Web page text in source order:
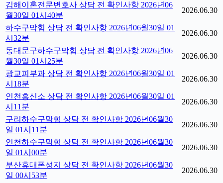
김해이혼전문변호사 상담 전 확인사항 2026년06
월30일 01시40분
2026.06.30
하수구막힘 상담 전 확인사항 2026년06월30일 01
시32분
2026.06.30
동대문구하수구막힘 상담 전 확인사항 2026년06
월30일 01시25분
2026.06.30
광교피부과 상담 전 확인사항 2026년06월30일 01
시18분
2026.06.30
인천흥신소 상담 전 확인사항 2026년06월30일 01
시11분
2026.06.30
구리하수구막힘 상담 전 확인사항 2026년06월30
일 01시11분
2026.06.30
인천하수구막힘 상담 전 확인사항 2026년06월30
일 01시00분
2026.06.30
부산휴대폰성지 상담 전 확인사항 2026년06월30
일 00시53분
2026.06.30